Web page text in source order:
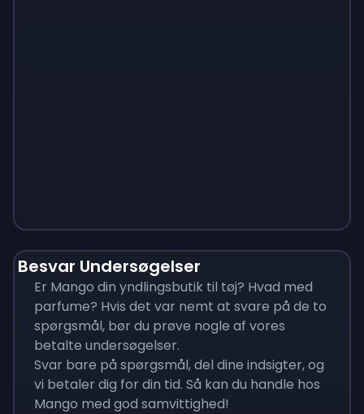
Besvar Undersøgelser
Er Mango din yndlingsbutik til tøj? Hvad med
parfume? Hvis det var nemt at svare på de to
spørgsmål, bør du prøve nogle af vores
betalte undersøgelser.
Svar bare på spørgsmål, del dine indsigter, og
vi betaler dig for din tid. Så kan du handle hos
Mango med god samvittighed!